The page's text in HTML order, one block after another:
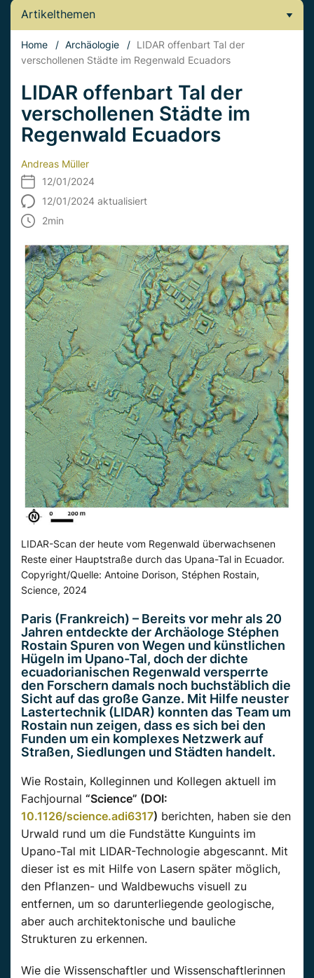
Artikelthemen
Home / Archäologie / LIDAR offenbart Tal der
verschollenen Städte im Regenwald Ecuadors
LIDAR offenbart Tal der
verschollenen Städte im
Regenwald Ecuadors
Andreas Müller
12/01/2024
12/01/2024 aktualisiert
2min
LIDAR-Scan der heute vom Regenwald überwachsenen
Reste einer Hauptstraße durch das Upana-Tal in Ecuador.
Copyright/Quelle: Antoine Dorison, Stéphen Rostain,
Science, 2024
Paris (Frankreich) – Bereits vor mehr als 20
Jahren entdeckte der Archäologe Stéphen
Rostain Spuren von Wegen und künstlichen
Hügeln im Upano-Tal, doch der dichte
ecuadorianischen Regenwald versperrte
den Forschern damals noch buchstäblich die
Sicht auf das große Ganze. Mit Hilfe neuster
Lastertechnik (LIDAR) konnten das Team um
Rostain nun zeigen, dass es sich bei den
Funden um ein komplexes Netzwerk auf
Straßen, Siedlungen und Städten handelt.
Wie Rostain, Kolleginnen und Kollegen aktuell im
Fachjournal “Science” (DOI:
10.1126/science.adi6317) berichten, haben sie den
Urwald rund um die Fundstätte Kunguints im
Upano-Tal mit LIDAR-Technologie abgescannt. Mit
dieser ist es mit Hilfe von Lasern später möglich,
den Pflanzen- und Waldbewuchs visuell zu
entfernen, um so darunterliegende geologische,
aber auch architektonische und bauliche
Strukturen zu erkennen.
Wie die Wissenschaftler und Wissenschaftlerinnen